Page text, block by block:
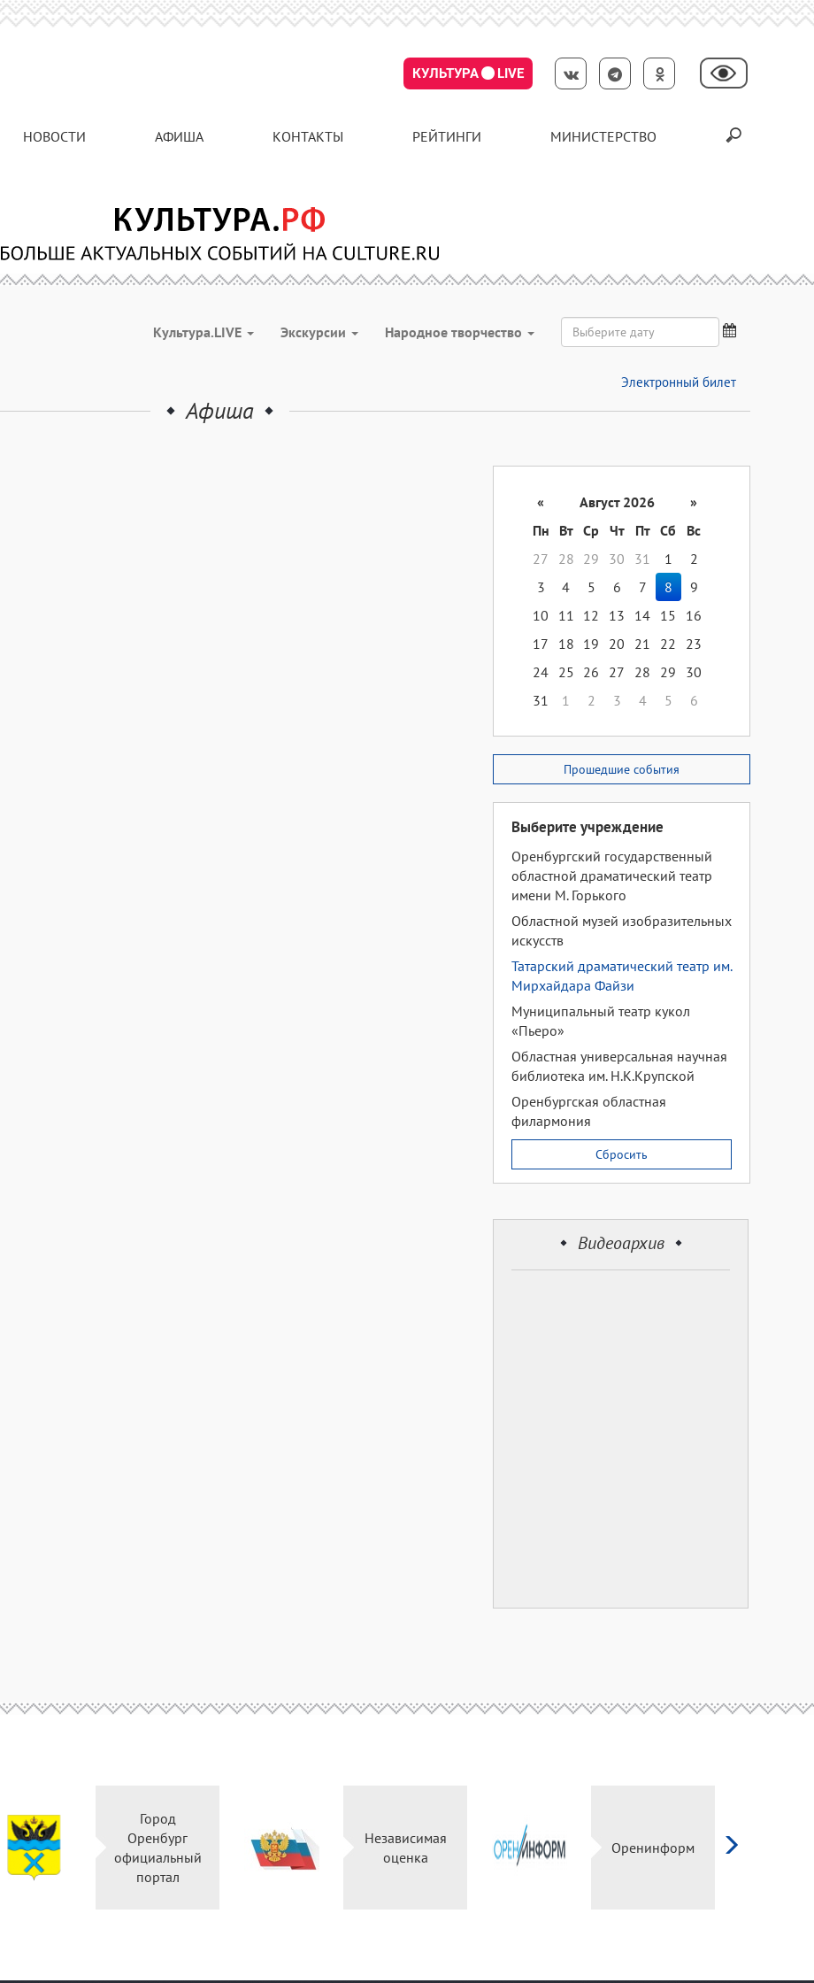
КУЛЬТУРА LIVE
НОВОСТИ АФИША КОНТАКТЫ РЕЙТИНГИ МИНИСТЕРСТВО
Культура.LIVE Экскурсии Народное творчество
Электронный билет
Афиша
« Август 2026
»
Пн
Вт Ср Чт Пт Сб
Вс
27
28 29 30 31 1
2
3
4 5 6 7 8
9
10
11 12 13 14 15
16
17
18 19 20 21 22
23
24 25 26 27 28 29
30
31
1 2 3 4 5 6
Прошедшие события
Выберите учреждение
Оренбургский государственный
областной драматический театр
имени М. Горького
Областной музей изобразительных
искусств
Татарский драматический театр им.
Мирхайдара Файзи
Муниципальный театр кукол
«Пьеро»
Областная универсальная научная
библиотека им. Н.К.Крупской
Оренбургская областная
филармония
Сбросить
Видеоархив
Город
Оренбург
официальный
портал
Независимая
оценка
Оренинформ